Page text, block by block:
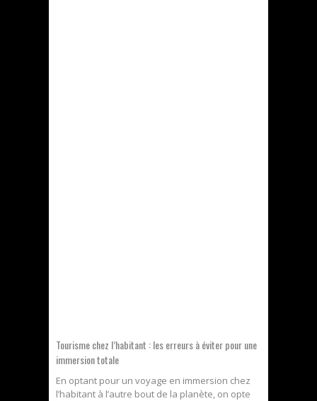
Tourisme chez l’habitant : les erreurs à éviter pour une
immersion totale
En optant pour un voyage en immersion chez
l’habitant à l’autre bout de la planète, on opte